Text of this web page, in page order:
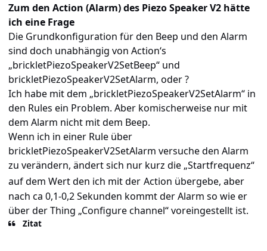
Zum den Action (Alarm) des Piezo Speaker V2 hätte
ich eine Frage
Die Grundkonfiguration für den Beep und den Alarm
sind doch unabhängig von Action‘s
„brickletPiezoSpeakerV2SetBeep“ und
brickletPiezoSpeakerV2SetAlarm, oder ?
Ich habe mit dem „brickletPiezoSpeakerV2SetAlarm“ in
den Rules ein Problem. Aber komischerweise nur mit
dem Alarm nicht mit dem Beep.
Wenn ich in einer Rule über
brickletPiezoSpeakerV2SetAlarm versuche den Alarm
zu verändern, ändert sich nur kurz die „Startfrequenz“
auf dem Wert den ich mit der Action übergebe, aber
nach ca 0,1-0,2 Sekunden kommt der Alarm so wie er
über der Thing „Configure channel“voreingestellt ist.
Zitat